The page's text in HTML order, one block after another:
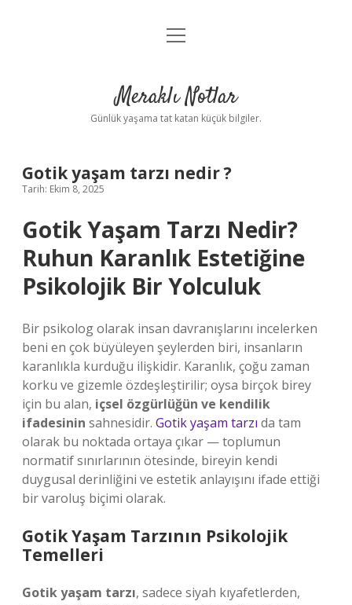
Anasayfa
Yasal Uyarı
menüyü
Meraklı Notlar
Günlük yaşama tat katan küçük bilgiler.
Gotik yaşam tarzı nedir ?
Tarih: Ekim 8, 2025
Gotik Yaşam Tarzı Nedir?
Ruhun Karanlık Estetiğine
Psikolojik Bir Yolculuk
Bir psikolog olarak insan davranışlarını incelerken
beni en çok büyüleyen şeylerden biri, insanların
karanlıkla kurduğu ilişkidir. Karanlık, çoğu zaman
korku ve gizemle özdeşleştirilir; oysa birçok birey
için bu alan, içsel özgürlüğün ve kendilik
ifadesinin sahnesidir. Gotik yaşam tarzı da tam
olarak bu noktada ortaya çıkar — toplumun
normatif sınırlarının ötesinde, bireyin kendi
duygusal derinliğini ve estetik anlayışını ifade ettiği
bir varoluş biçimi olarak.
Gotik Yaşam Tarzının Psikolojik
Temelleri
Gotik yaşam tarzı, sadece siyah kıyafetlerden,